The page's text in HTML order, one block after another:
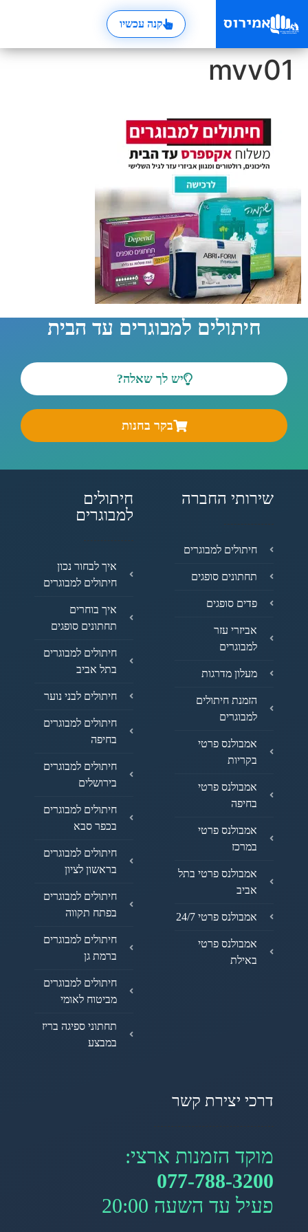
קנה עכשיו
mvv01
חיתולים למבוגרים עד הבית
יש לך שאלה?
בקר בחנות
שירותי החברה
חיתולים למבוגרים
תחתונים סופגים
פדים סופגים
אביזרי עזר
למבוגרים
מעלון מדרגות
הזמנת חיתולים
למבוגרים
אמבולנס פרטי
בקריות
אמבולנס פרטי
בחיפה
אמבולנס פרטי
במרכז
אמבולנס פרטי בתל
אביב
אמבולנס פרטי 24/7
אמבולנס פרטי
באילת
חיתולים
למבוגרים
איך לבחור נכון
חיתולים למבוגרים
איך בוחרים
תחתונים סופגים
חיתולים למבוגרים
בתל אביב
חיתולים לבני נוער
חיתולים למבוגרים
בחיפה
חיתולים למבוגרים
בירושלים
חיתולים למבוגרים
בכפר סבא
חיתולים למבוגרים
בראשון לציון
חיתולים למבוגרים
בפתח תקווה
חיתולים למבוגרים
ברמת גן
חיתולים למבוגרים
מביטוח לאומי
תחתוני ספיגה בריז
במבצע
דרכי יצירת קשר
מוקד הזמנות ארצי:
077-788-3200
פעיל עד השעה 20:00